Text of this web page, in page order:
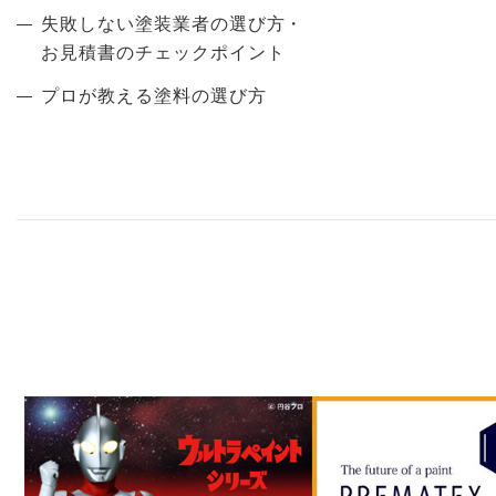
失敗しない塗装業者の選び方・
お見積書のチェックポイント
プロが教える塗料の選び方